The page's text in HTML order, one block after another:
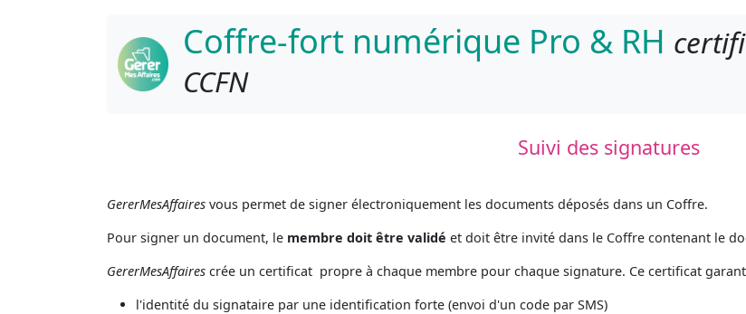
Coffre-fort numérique Pro & RH
CCFN
Suivi des signatures
GererMesAffaires vous permet de signer électroniquement les documents déposés dans un Coffre.
Pour signer un document, le membre doit être validé et doit être invité dans le Coffre contenant le
GererMesAffaires crée un certificat propre à chaque membre pour chaque signature. Ce certificat
l'identité du signataire par une identification forte (envoi d'un code par SMS)